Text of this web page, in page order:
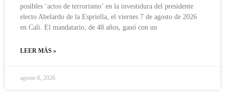
posibles ‘actos de terrorismo’ en la investidura del presidente
electo Abelardo de la Espriella, el viernes 7 de agosto de 2026
en Cali. El mandatario, de 48 años, ganó con un
LEER MÁS »
agosto 6, 2026